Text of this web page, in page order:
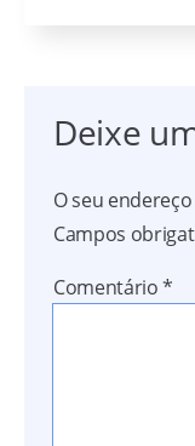
Deixe
O seu
Campos
Comentário*